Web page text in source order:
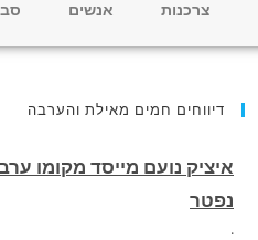
צרכנות אנשים
דיווחים חמים מאילת והערבה
איציק נועם מייסד מקומו
נפטר
.